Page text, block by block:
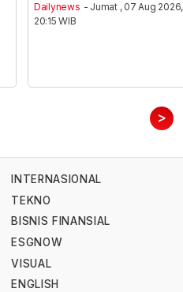
Dailynews - Jumat , 07 Aug 2026,
20:15 WIB
>
INTERNASIONAL
TEKNO
BISNIS FINANSIAL
ESGNOW
VISUAL
ENGLISH